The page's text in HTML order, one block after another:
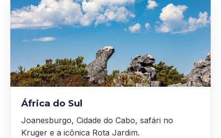
África do Sul
Joanesburgo, Cidade do Cabo, safári no
Kruger e a icônica Rota Jardim.